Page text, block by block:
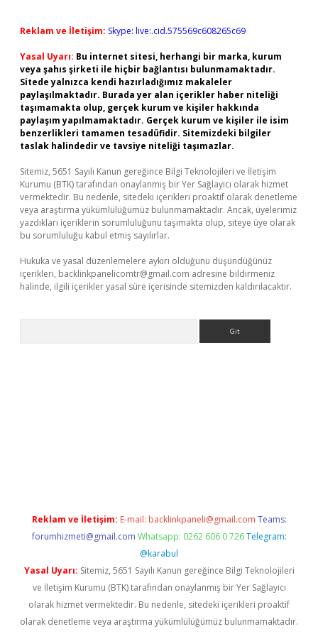
Reklam ve İletişim: Skype: live:.cid.575569c608265c69
Yasal Uyarı: Bu internet sitesi, herhangi bir marka, kurum
veya şahıs şirketi ile hiçbir bağlantısı bulunmamaktadır.
Sitede yalnızca kendi hazırladığımız makaleler
paylaşılmaktadır. Burada yer alan içerikler haber niteliği
taşımamakta olup, gerçek kurum ve kişiler hakkında
paylaşım yapılmamaktadır. Gerçek kurum ve kişiler ile isim
benzerlikleri tamamen tesadüfidir. Sitemizdeki bilgiler
taslak halindedir ve tavsiye niteliği taşımazlar.
Sitemiz, 5651 Sayılı Kanun gereğince Bilgi Teknolojileri ve İletişim
Kurumu (BTK) tarafından onaylanmış bir Yer Sağlayıcı olarak hizmet
vermektedir. Bu nedenle, sitedeki içerikleri proaktif olarak denetleme
veya araştırma yükümlülüğümüz bulunmamaktadır. Ancak, üyelerimiz
yazdıkları içeriklerin sorumluluğunu taşımakta olup, siteye üye olarak
bu sorumluluğu kabul etmiş sayılırlar.
Hukuka ve yasal düzenlemelere aykırı olduğunu düşündüğünüz
içerikleri, backlinkpanelicomtr@gmail.com adresine bildirmeniz
halinde, ilgili içerikler yasal süre içerisinde sitemizden kaldırılacaktır.
Reklam ve İletişim: E-mail: backlinkpaneli@gmail.com Teams:
forumhizmeti@gmail.com Whatsapp: 0262 606 0 726 Telegram:
@karabul
Yasal Uyarı: Sitemiz, 5651 Sayılı Kanun gereğince Bilgi Teknolojileri
ve İletişim Kurumu (BTK) tarafından onaylanmış bir Yer Sağlayıcı
olarak hizmet vermektedir. Bu nedenle, sitedeki içerikleri proaktif
olarak denetleme veya araştırma yükümlülüğümüz bulunmamaktadır.